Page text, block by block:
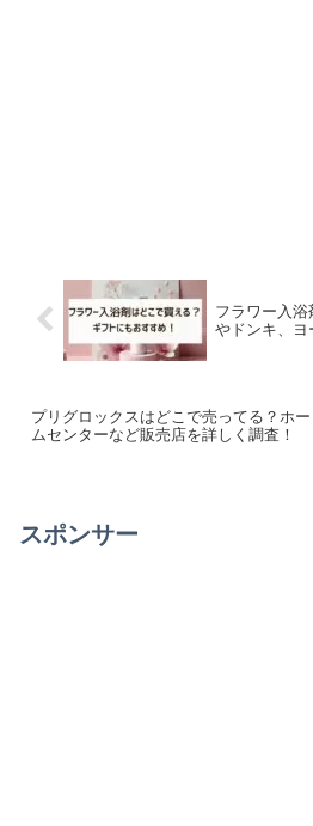
フラワー入浴
やドンキ、ヨ
プリグロックスはどこで売ってる？ホー
ムセンターなど販売店を詳しく調査！
スポンサー